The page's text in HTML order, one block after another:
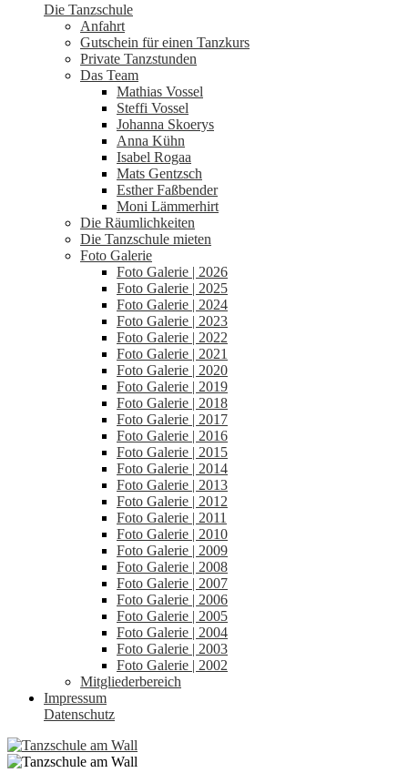
Die Tanzschule
Anfahrt
Gutschein für einen Tanzkurs
Private Tanzstunden
Das Team
Mathias Vossel
Steffi Vossel
Johanna Skoerys
Anna Kühn
Isabel Rogaa
Mats Gentzsch
Esther Faßbender
Moni Lämmerhirt
Die Räumlichkeiten
Die Tanzschule mieten
Foto Galerie
Foto Galerie | 2026
Foto Galerie | 2025
Foto Galerie | 2024
Foto Galerie | 2023
Foto Galerie | 2022
Foto Galerie | 2021
Foto Galerie | 2020
Foto Galerie | 2019
Foto Galerie | 2018
Foto Galerie | 2017
Foto Galerie | 2016
Foto Galerie | 2015
Foto Galerie | 2014
Foto Galerie | 2013
Foto Galerie | 2012
Foto Galerie | 2011
Foto Galerie | 2010
Foto Galerie | 2009
Foto Galerie | 2008
Foto Galerie | 2007
Foto Galerie | 2006
Foto Galerie | 2005
Foto Galerie | 2004
Foto Galerie | 2003
Foto Galerie | 2002
Mitgliederbereich
Impressum
Datenschutz